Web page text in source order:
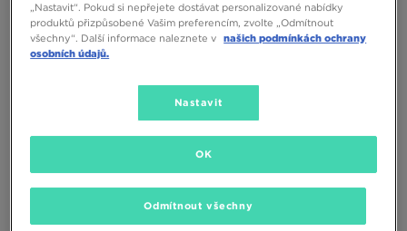
REEBOK ROYAL PRIME MID 2.0
590 Kč
„Nastavit“. Pokud si nepřejete dostávat personalizované nabídky
produktů přizpůsobené Vašim preferencím, zvolte „Odmítnout
všechny“. Další informace naleznete v našich podmínkách ochrany
osobních údajů.
Nastavit
Odmítnout všechny
OK